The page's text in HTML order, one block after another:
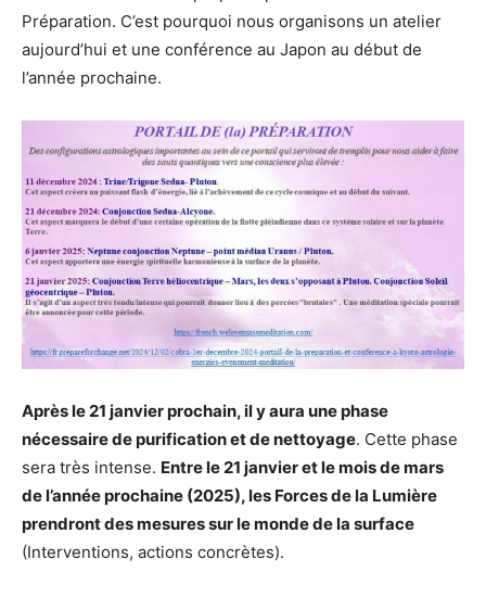
Préparation. C’est pourquoi nous organisons un atelier
aujourd’hui et une conférence au Japon au début de
l’année prochaine.
Après le 21 janvier prochain, il y aura une phase
nécessaire de purification et de nettoyage. Cette phase
sera très intense. Entre le 21 janvier et le mois de mars
de l’année prochaine (2025), les Forces de la Lumière
prendront des mesures sur le monde de la surface
(Interventions, actions concrètes).